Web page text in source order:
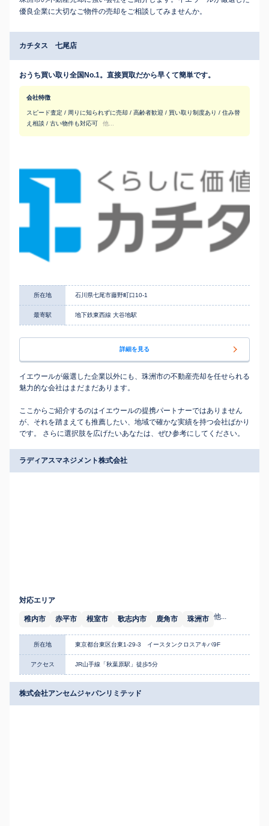
優良企業に大切なご物件の売却をご相談してみませんか。
カチタス 七尾店
おうち買い取り全国No.1。直接買取だから早くて簡単です。
会社特徴
スピード査定 / 周りに知られずに売却 / 高齢者歓迎 / 買い取り制度あり / 住み替
え相談 / 古い物件も対応可
他...
所在地 石川県七尾市藤野町口10-1
最寄駅 地下鉄東西線 大谷地駅
詳細を見る
イエウールが厳選した企業以外にも、珠洲市の不動産売却を任せられる
魅力的な会社はまだまだあります。
ここからご紹介するのはイエウールの提携パートナーではありません
が、それを踏まえても推薦したい、地域で確かな実績を持つ会社ばかり
です。 さらに選択肢を広げたいあなたは、ぜひ参考にしてください。
ラディアスマネジメント株式会社
対応エリア
稚内市 赤平市 根室市 歌志内市 鹿角市 珠洲市 他...
所在地 東京都台東区台東1-29-3 イースタンクロスアキバ9F
アクセス JR山手線「秋葉原駅」徒歩5分
株式会社アンセムジャパンリミテッド